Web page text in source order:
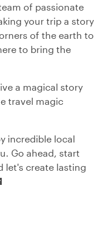
of passionate
your trip a story
of the earth to
to bring the
a magical story
travel magic
incredible local
Go ahead, start
let's create lasting